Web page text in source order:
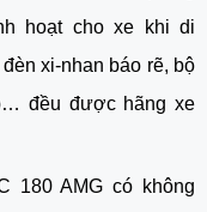
hoạt cho xe khi di
xi-nhan báo rẽ, bộ
đều được hãng xe
180 AMG có không